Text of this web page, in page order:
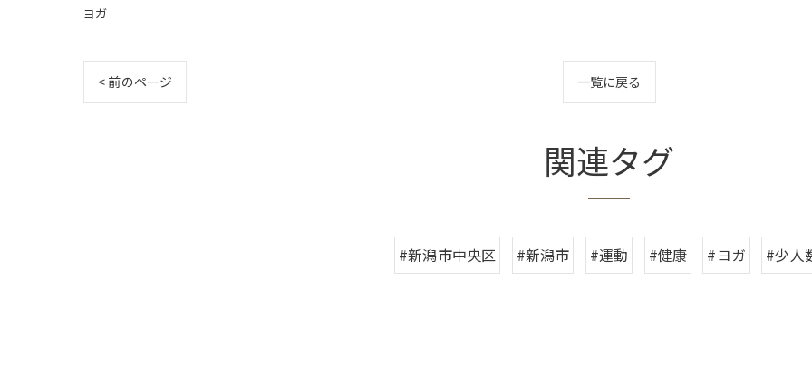
ヨガ
< 前のページ 一覧に戻る
関連タグ
#新潟市中央区 #新潟市 #運動 #健康 #ヨガ #少人